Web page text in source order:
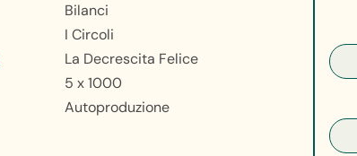
Bilanci
I Circoli
La Decrescita Felice
5 x 1000
Autoproduzione